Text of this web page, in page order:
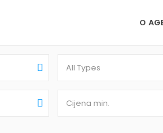
O
All Types